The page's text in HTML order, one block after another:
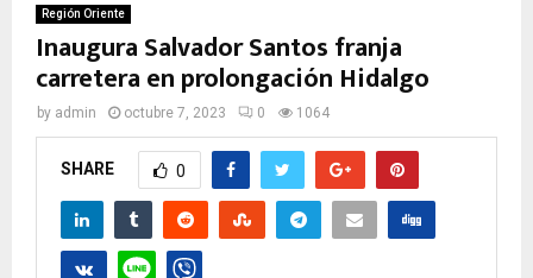
Región Oriente
Inaugura Salvador Santos franja
carretera en prolongación Hidalgo
by admin octubre 7, 2023 0 1064
SHARE 0